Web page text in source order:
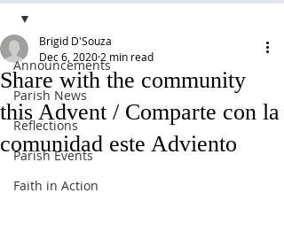
Announcements
Parish News
Reflections
Parish Events
Faith in Action
Share with the community
this Advent / Comparte con la
comunidad este Adviento
Brigid D'Souza
Dec 6, 2020 2 min read